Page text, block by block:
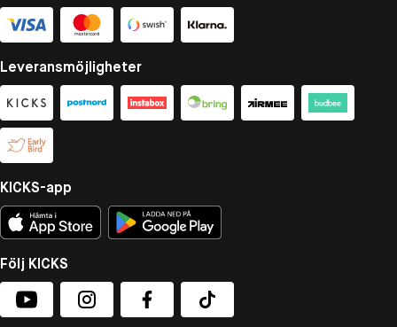
Leveransmöjligheter
KICKS-app
Följ KICKS